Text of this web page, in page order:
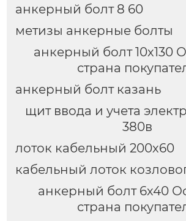
анкерный болт 8 60
метизы анкерные болты
анкерный болт 10х130
страна
анкерный болт казань
щит ввода и учета
380в
лоток кабельный 200х60
кабельный лоток
анкерный болт 6х40
страна